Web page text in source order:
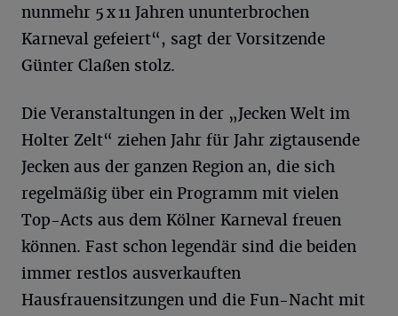
nunmehr 5 x 11 Jahren ununterbrochen
Karneval gefeiert“, sagt der Vorsitzende
Günter Claßen stolz.
Die Veranstaltungen in der „Jecken Welt im
Holter Zelt“ ziehen Jahr für Jahr zigtausende
Jecken aus der ganzen Region an, die sich
regelmäßig über ein Programm mit vielen
Top-Acts aus dem Kölner Karneval freuen
können. Fast schon legendär sind die beiden
immer restlos ausverkauften
Hausfrauensitzungen und die Fun-Nacht mit